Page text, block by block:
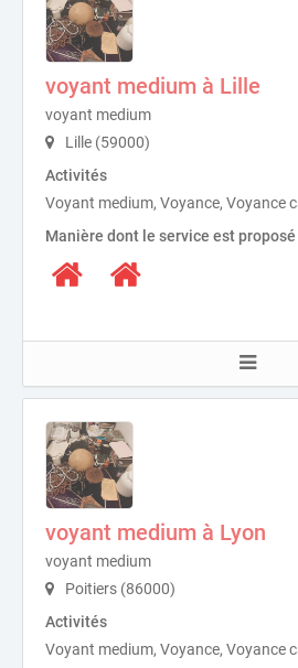
voyant medium à Lille
voyant medium
Lille (59000)
Activités
Voyant medium, Voyance, Voyance
Manière dont le service est proposé
voyant medium à Lyon
voyant medium
Poitiers (86000)
Activités
Voyant medium, Voyance, Voyance